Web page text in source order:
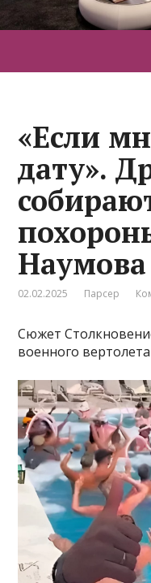
«Если
дату».
02.02.2025 Парсер
Сюжет
военного